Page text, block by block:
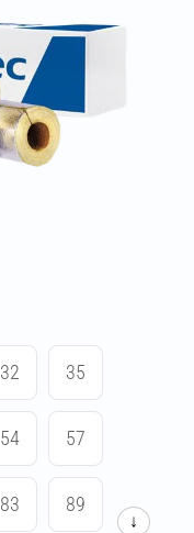
32 35
54 57
83 89
↓